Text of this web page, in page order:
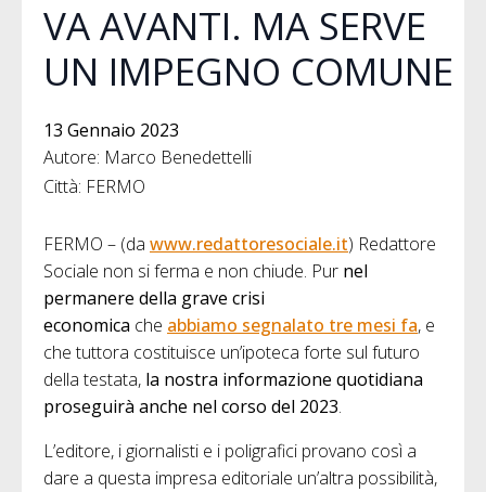
VA AVANTI. MA SERVE
UN IMPEGNO COMUNE
13 Gennaio 2023
Autore: Marco Benedettelli
Città: FERMO
FERMO – (da www.redattoresociale.it) Redattore
Sociale non si ferma e non chiude. Pur nel
permanere della grave crisi
economica che abbiamo segnalato tre mesi fa, e
che tuttora costituisce un’ipoteca forte sul futuro
della testata, la nostra informazione quotidiana
proseguirà anche nel corso del 2023.
L’editore, i giornalisti e i poligrafici provano così a
dare a questa impresa editoriale un’altra possibilità,